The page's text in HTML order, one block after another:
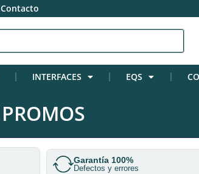
Contacto
INTERFACES EQS
PROMOS
Garantía 100%
Defectos y errores